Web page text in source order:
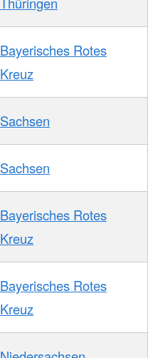
Bayerisches Rotes
Kreuz
Sachsen
Sachsen
Bayerisches Rotes
Kreuz
Bayerisches Rotes
Kreuz